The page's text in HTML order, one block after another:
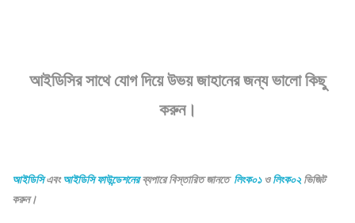
আইডিসির সাথে যোগ দিয়ে উভয় জাহানের জন্য ভালো কিছু
করুন।
আইডিসিএবংআইডিসি ফাউন্ডেশনেরব্যপারে বিস্তারিত জানতে লিংক০১ওলিংক০২ ভিজিট
করুন।